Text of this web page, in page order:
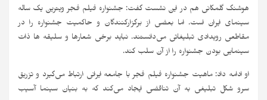
هوشنگ گلمکانی هم در این نشست گفت: جشنواره فیلم فجر ویترین یک ساله
سینمای ایران است. اما بعضی از برگزارکنندگان و حاکمیت جشنواره را در
مقاطعی رویدادی تبلیغاتی می‌دانستند. نباید برخی شعارها و سلیقه ها ذات
سینمایی بودن جشنواره را از آن سلب کند.
او ادامه داد: ماهیت جشنواره فیلم فجر با جامعه ایرانی ارتباط می‌گیرد و تزریق
سرو شکل تبلیغی به آن تناقضی ایجاد می‌کند که به بنیان سینما آسیب